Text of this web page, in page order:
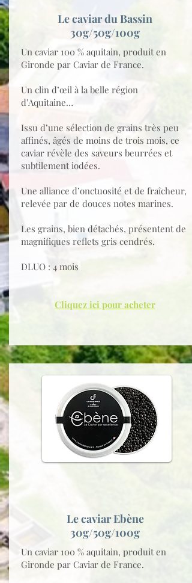
Le caviar du Bassin
30g/50g/100g
Un caviar 100 % aquitain, produit en
Gironde par Caviar de France.
Un clin d’œil à la belle région
d’Aquitaine…
Issu d’une sélection de grains très peu
affinés, âgés de moins de trois mois, ce
caviar révèle des saveurs beurrées et
subtilement iodées.
Une alliance d’onctuosité et de fraîcheur,
relevée par de douces notes marines.
Les grains, bien détachés, présentent de
magnifiques reflets gris cendrés.
DLUO : 4 mois
Cliquez ici pour acheter
Le caviar Ebène
30g/50g/100g
Un caviar 100 % aquitain, produit en
Gironde par Caviar de France.